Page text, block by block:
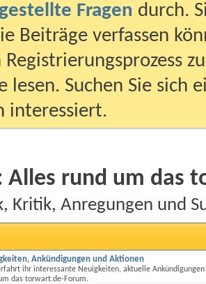
Fragen durch.
Beiträge verfassen
Registrierungsprozess
lesen. Suchen Sie sich
interessiert.
Alles rund um das
Kritik, Anregungen und
Ankündigungen und Aktionen
ihr interessante Neuigkeiten, aktuelle
das torwart.de-Forum.